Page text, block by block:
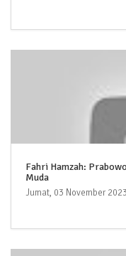
Fahri Hamzah:
Muda
Jumat, 03 November